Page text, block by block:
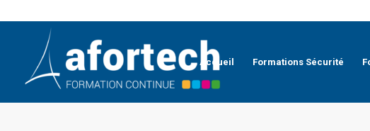
Accueil Formations Sécurité